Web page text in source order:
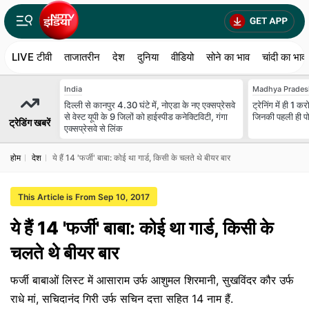
LIVE टीवी ताजातरीन देश दुनिया वीडियो सोने का भाव चांदी का भाव
ट्रेडिंग खबरें
India
दिल्ली से कानपुर 4.30 घंटे में, नोएडा के नए एक्सप्रेसवे
से वेस्ट यूपी के 9 जिलों को हाईस्पीड कनेक्टिविटी, गंगा
एक्सप्रेसवे से लिंक
Madhya
ट्रेनिंग में ही 1
जिनकी पहली ही
होम देश ये हैं 14 'फर्जी' बाबा: कोई था गार्ड, किसी के चलते थे बीयर बार
This Article is From Sep 10, 2017
ये हैं 14 'फर्जी' बाबा: कोई था गार्ड, किसी के
चलते थे बीयर बार
फर्जी बाबाओं लिस्ट में आसाराम उर्फ आशुमल शिरमानी, सुखविंदर कौर उर्फ
राधे मां, सचिदानंद गिरी उर्फ सचिन दत्ता सहित 14 नाम हैं.